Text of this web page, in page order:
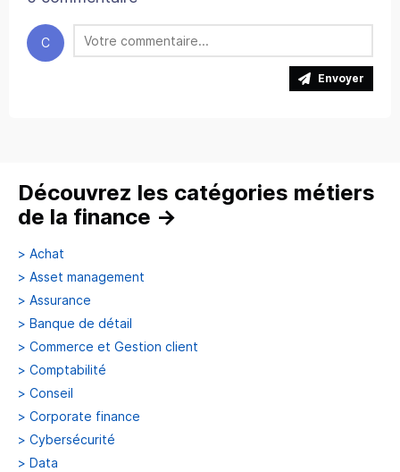
C
Envoyer
Découvrez les catégories métiers
de la finance →
> Achat
> Asset management
> Assurance
> Banque de détail
> Commerce et Gestion client
> Comptabilité
> Conseil
> Corporate finance
> Cybersécurité
> Data